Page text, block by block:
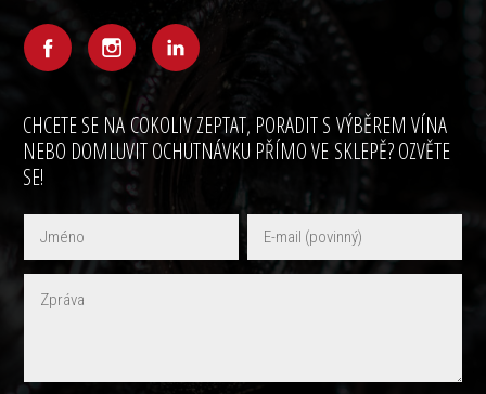
CHCETE SE NA COKOLIV ZEPTAT, PORADIT S VÝBĚREM VÍNA
NEBO DOMLUVIT OCHUTNÁVKU PŘÍMO VE SKLEPĚ? OZVĚTE
SE!